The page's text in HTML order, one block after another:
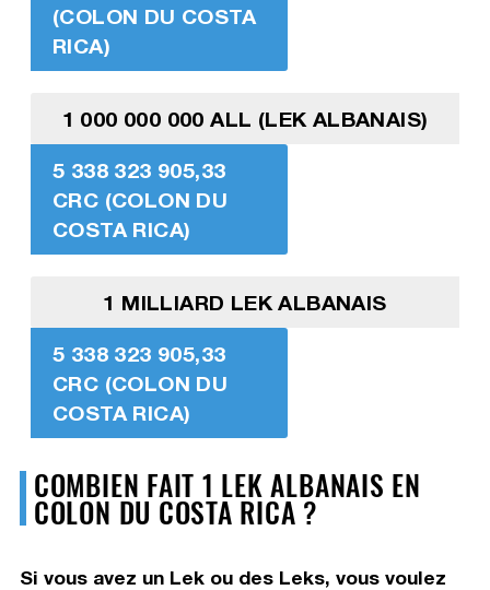
(COLON DU COSTA
RICA)
1 000 000 000 ALL (LEK ALBANAIS)
5 338 323 905,33
CRC (COLON DU
COSTA RICA)
1 MILLIARD LEK ALBANAIS
5 338 323 905,33
CRC (COLON DU
COSTA RICA)
COMBIEN FAIT 1 LEK ALBANAIS EN
COLON DU COSTA RICA ?
Si vous avez un Lek ou des Leks, vous voulez